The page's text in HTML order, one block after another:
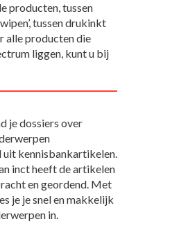
producten, tussen
tussen drukinkt
alle producten die
liggen, kunt u bij
je dossiers over
uit kennisbankartikelen.
inct heeft de artikelen
en geordend. Met
je je snel en makkelijk
in.